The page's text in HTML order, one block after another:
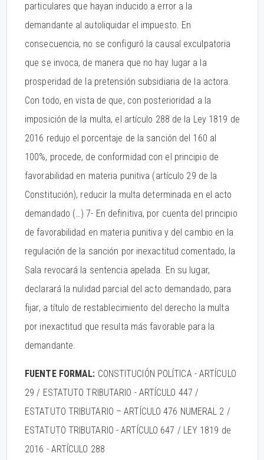
particulares que hayan inducido a error a la
demandante al autoliquidar el impuesto. En
consecuencia, no se configuró la causal exculpatoria
que se invoca, de manera que no hay lugar a la
prosperidad de la pretensión subsidiaria de la actora.
Con todo, en vista de que, con posterioridad a la
imposición de la multa, el artículo 288 de la Ley 1819 de
2016 redujo el porcentaje de la sanción del 160 al
100%, procede, de conformidad con el principio de
favorabilidad en materia punitiva (artículo 29 de la
Constitución), reducir la multa determinada en el acto
demandado (…) 7- En definitiva, por cuenta del principio
de favorabilidad en materia punitiva y del cambio en la
regulación de la sanción por inexactitud comentado, la
Sala revocará la sentencia apelada. En su lugar,
declarará la nulidad parcial del acto demandado, para
fijar, a título de restablecimiento del derecho la multa
por inexactitud que resulta más favorable para la
demandante.
FUENTE FORMAL: CONSTITUCIÓN POLÍTICA - ARTÍCULO
29 / ESTATUTO TRIBUTARIO - ARTÍCULO 447 /
ESTATUTO TRIBUTARIO – ARTÍCULO 476 NUMERAL 2 /
ESTATUTO TRIBUTARIO - ARTÍCULO 647 / LEY 1819 de
2016 - ARTÍCULO 288